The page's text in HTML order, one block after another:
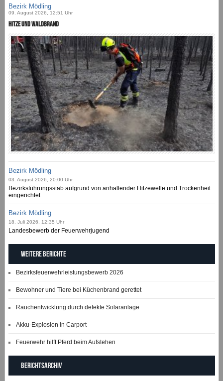
Bezirk Mödling
09. August 2026, 12:51 Uhr
Hitze und Waldbrand
Bezirk Mödling
03. August 2026, 20:00 Uhr
Bezirksführungsstab aufgrund von anhaltender Hitzewelle und Trockenheit
eingerichtet
Bezirk Mödling
18. Juli 2026, 12:35 Uhr
Landesbewerb der Feuerwehrjugend
Weitere Berichte
Bezirksfeuerwehrleistungsbewerb 2026
Bewohner und Tiere bei Küchenbrand gerettet
Rauchentwicklung durch defekte Solaranlage
Akku-Explosion in Carport
Feuerwehr hilft Pferd beim Aufstehen
Berichtsarchiv